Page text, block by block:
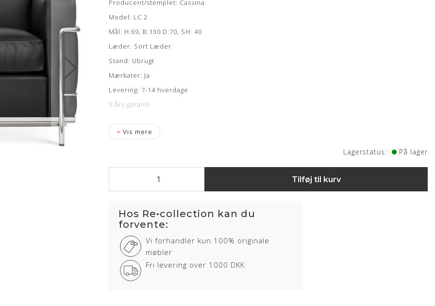
Producent/stemplet: Cassina
Model: LC 2
Mål: H:69, B:130 D:70, SH: 40
Læder: Sort Læder
Stand: Ubrugt
Mærkater: Ja
Levering: 7-14 hverdage
5 års garanti
Vis mere
Lagerstatus: På lager
Tilføj til kurv
Hos Re•collection kan du
forvente:
Vi forhandler kun 100% originale
møbler
Fri levering over 1000 DKK